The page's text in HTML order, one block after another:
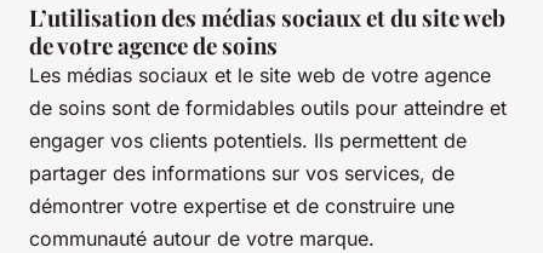
L’utilisation des médias sociaux et du site web
de votre agence de soins
Les médias sociaux et le site web de votre agence
de soins sont de formidables outils pour atteindre et
engager vos clients potentiels. Ils permettent de
partager des informations sur vos services, de
démontrer votre expertise et de construire une
communauté autour de votre marque.